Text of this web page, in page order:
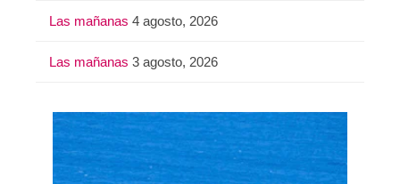
Las mañanas 4 agosto, 2026
Las mañanas 3 agosto, 2026